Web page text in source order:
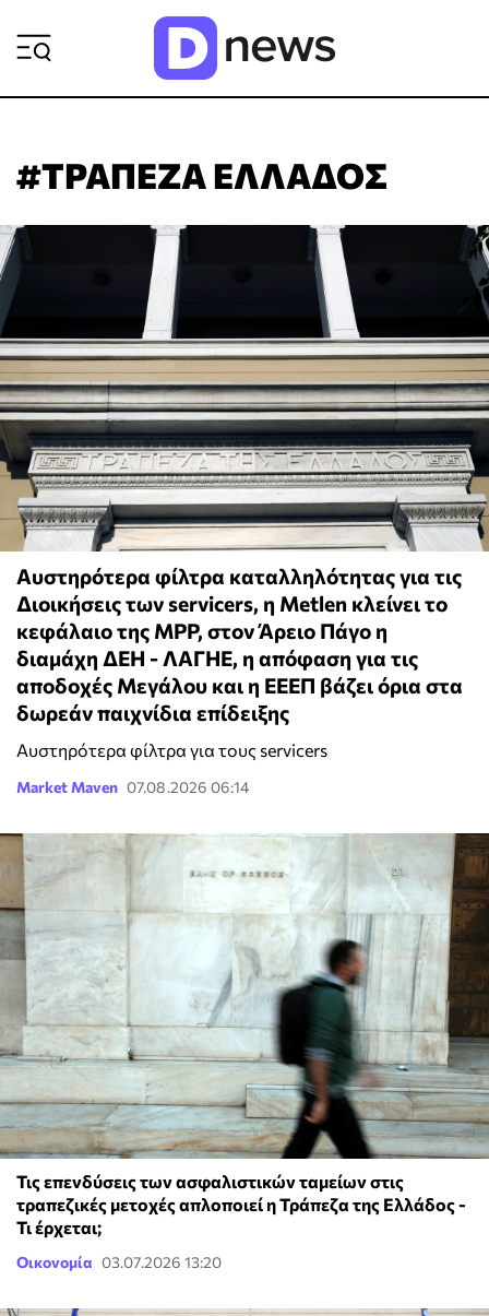
#ΤΡΑΠΕΖΑ ΕΛΛΑΔΟΣ
Αυστηρότερα φίλτρα καταλληλότητας για τις
Διοικήσεις των servicers, η Metlen κλείνει το
κεφάλαιο της MPP, στον Άρειο Πάγο η
διαμάχη ΔΕΗ - ΛΑΓΗΕ, η απόφαση για τις
αποδοχές Μεγάλου και η ΕΕΕΠ βάζει όρια στα
δωρεάν παιχνίδια επίδειξης
Αυστηρότερα φίλτρα για τους servicers
Market Maven 07.08.2026 06:14
Τις επενδύσεις των ασφαλιστικών ταμείων στις
τραπεζικές μετοχές απλοποιεί η Τράπεζα της Ελλάδος -
Τι έρχεται;
Οικονομία 03.07.2026 13:20